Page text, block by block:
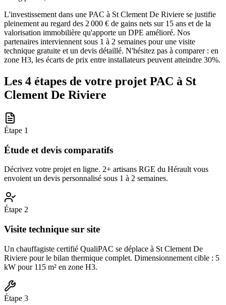
L'investissement dans une PAC à St Clement De Riviere se justifie
pleinement au regard des 2 000 € de gains nets sur 15 ans et de la
valorisation immobilière qu'apporte un DPE amélioré. Nos
partenaires interviennent sous 1 à 2 semaines pour une visite
technique gratuite et un devis détaillé. N'hésitez pas à comparer : en
zone H3, les écarts de prix entre installateurs peuvent atteindre 30%.
Les 4 étapes de votre projet PAC à St
Clement De Riviere
Étape 1
Étude et devis comparatifs
Décrivez votre projet en ligne. 2+ artisans RGE du Hérault vous
envoient un devis personnalisé sous 1 à 2 semaines.
Étape 2
Visite technique sur site
Un chauffagiste certifié QualiPAC se déplace à St Clement De
Riviere pour le bilan thermique complet. Dimensionnement cible : 5
kW pour 115 m² en zone H3.
Étape 3